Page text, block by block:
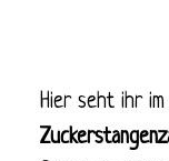
Hier seht ihr